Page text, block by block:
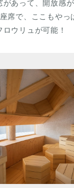
あって、開放感
席で、ここもやっ
ウリュが可能！